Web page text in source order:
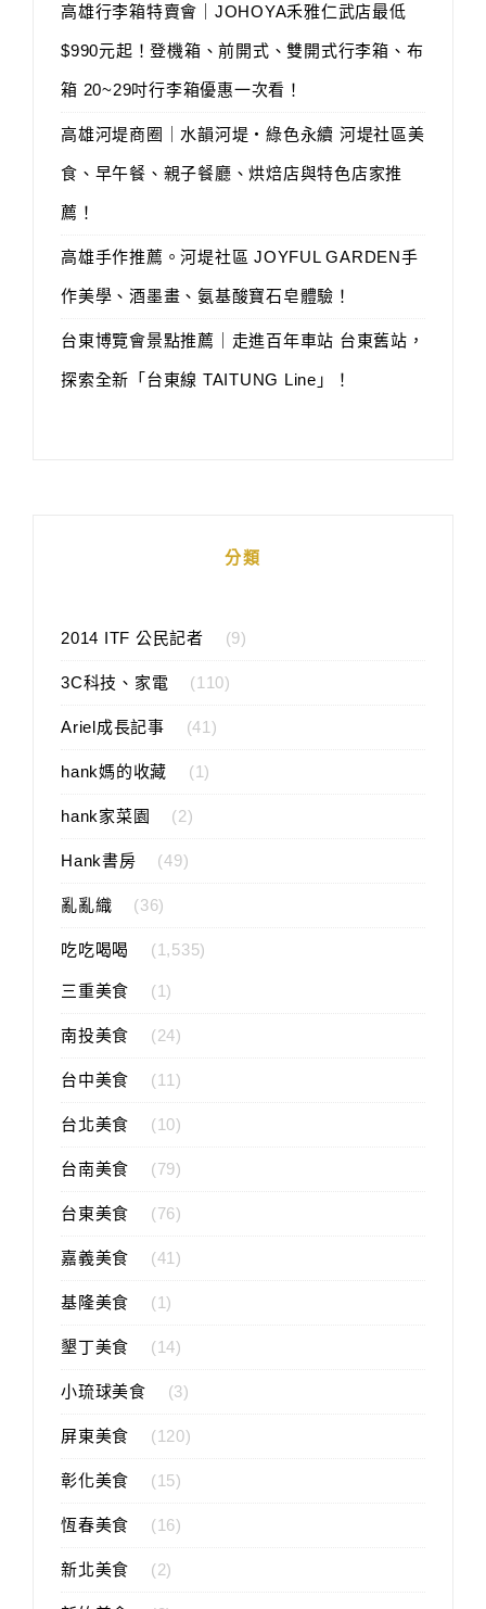
高雄行李箱特賣會｜JOHOYA禾雅仁武店最低
$990元起！登機箱、前開式、雙開式行李箱、布
箱 20~29吋行李箱優惠一次看！
高雄河堤商圈｜水韻河堤‧綠色永續 河堤社區美
食、早午餐、親子餐廳、烘焙店與特色店家推
薦！
高雄手作推薦。河堤社區 JOYFUL GARDEN手
作美學、酒墨畫、氨基酸寶石皂體驗！
台東博覽會景點推薦｜走進百年車站 台東舊站，
探索全新「台東線 TAITUNG Line」！
分類
2014 ITF 公民記者 (9)
3C科技、家電 (110)
Ariel成長記事 (41)
hank媽的收藏 (1)
hank家菜園 (2)
Hank書房 (49)
亂亂織 (36)
吃吃喝喝 (1,535)
三重美食 (1)
南投美食 (24)
台中美食 (11)
台北美食 (10)
台南美食 (79)
台東美食 (76)
嘉義美食 (41)
基隆美食 (1)
墾丁美食 (14)
小琉球美食 (3)
屏東美食 (120)
彰化美食 (15)
恆春美食 (16)
新北美食 (2)